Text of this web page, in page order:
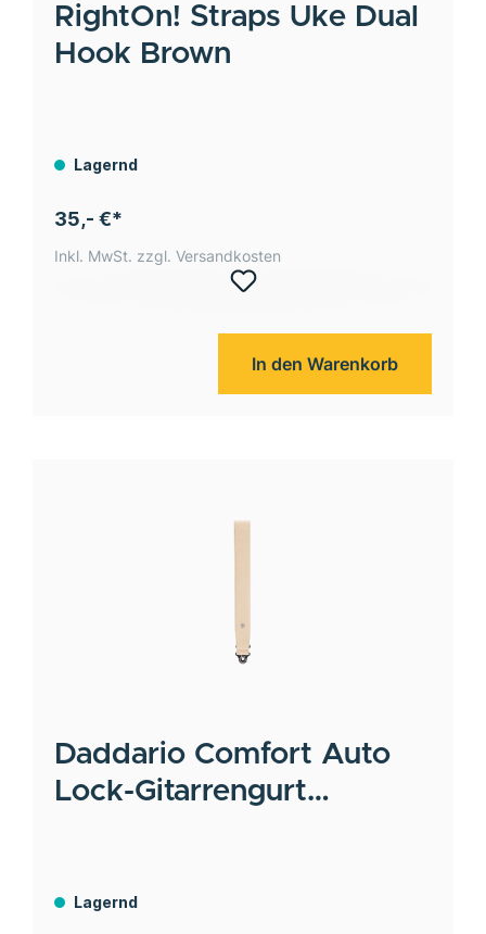
RightOn! Straps Uke Dual
Hook Brown
Lagernd
35,- €*
Inkl. MwSt. zzgl. Versandkosten
In den Warenkorb
Daddario Comfort Auto
Lock-Gitarrengurt
Lagernd